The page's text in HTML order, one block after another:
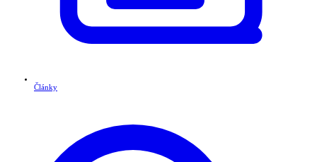
Články